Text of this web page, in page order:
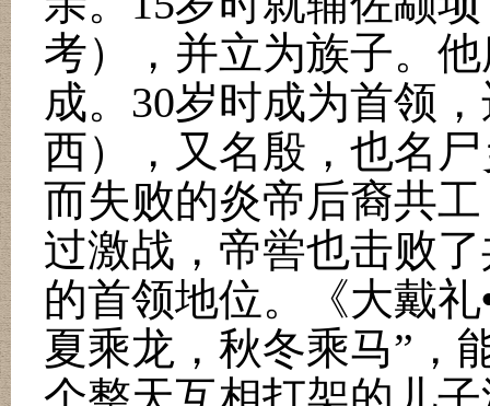
考），并立为族子。
成。 30岁时成为首领
西），又名殷，也名
而失败的炎帝后裔共
过激战，帝喾也击败
的首领地位。《大戴礼
夏乘龙，秋冬乘马” ，